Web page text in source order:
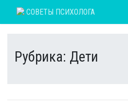
СОВЕТЫ ПСИХОЛОГА
Рубрика: Дети